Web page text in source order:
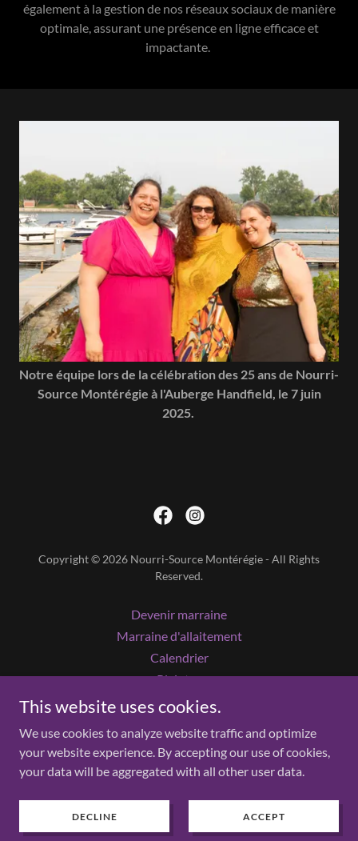
également à la gestion de nos réseaux sociaux de manière
optimale, assurant une présence en ligne efficace et
impactante.
Notre équipe lors de la célébration des 25 ans de Nourri-
Source Montérégie à l'Auberge Handfield, le 7 juin
2025.
Copyright © 2026 Nourri-Source Montérégie - All Rights
Reserved.
Devenir marraine
Marraine d'allaitement
Calendrier
Plaintes
Liens
This website uses cookies.
We use cookies to analyze website traffic and optimize
your website experience. By accepting our use of cookies,
your data will be aggregated with all other user data.
DECLINE ACCEPT